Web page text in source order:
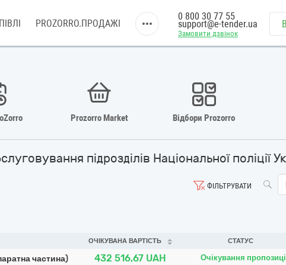
PROZORRO.ПРОДАЖІ
Замовити дзвінок
0 800 30 77 55
support@e-tender.ua
Prozorro Market Відбори Prozorro
підрозділів Національної поліції
ФІЛЬТРУВАТИ
ОЧІКУВАНА ВАРТІСТЬ СТАТУС
частина)
432 516,67 UAH
Очікування